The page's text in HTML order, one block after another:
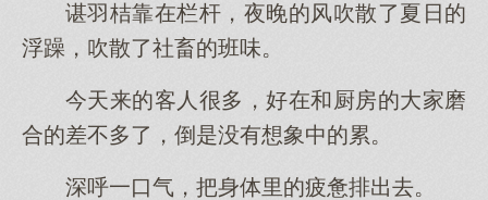
谌羽桔靠在栏杆，夜晚的风吹散了夏日的
浮躁，吹散了社畜的班味。
今天来的客人很多，好在和厨房的大家磨
合的差不多了，倒是没有想象中的累。
深呼一口气，把身体里的疲惫排出去。